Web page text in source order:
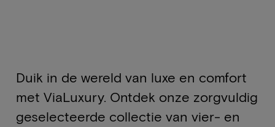
Duik in de wereld van luxe en comfort
met ViaLuxury. Ontdek onze zorgvuldig
geselecteerde collectie van vier- en